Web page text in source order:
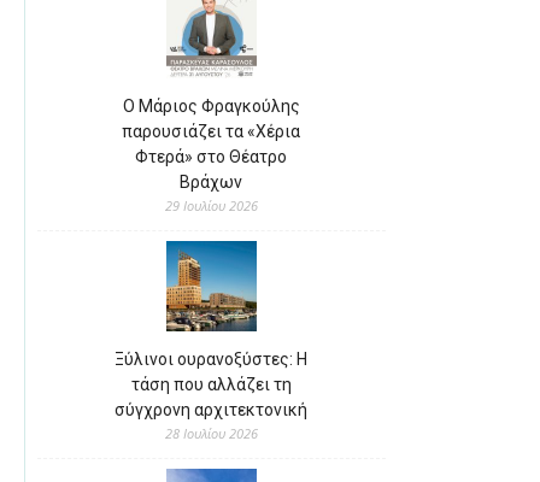
Ο Μάριος Φραγκούλης
παρουσιάζει τα «Χέρια
Φτερά» στο Θέατρο
Βράχων
29 Ιουλίου 2026
Ξύλινοι ουρανοξύστες: Η
τάση που αλλάζει τη
σύγχρονη αρχιτεκτονική
28 Ιουλίου 2026